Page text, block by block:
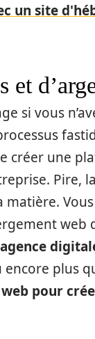
un site
et
si vous
créer une
Pire,
plus
pour